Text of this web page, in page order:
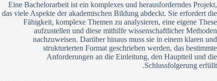
Eine Bachelorarbeit ist ein komplexes und herausforderndes Projekt,
das viele Aspekte der akademischen Bildung abdeckt. Sie erfordert die
Fähigkeit, komplexe Themen zu analysieren, eine eigene These
aufzustellen und diese mithilfe wissenschaftlicher Methoden
nachzuweisen. Darüber hinaus muss sie in einem klaren und
strukturierten Format geschrieben werden, das bestimmte
Anforderungen an die Einleitung, den Hauptteil und die
Schlussfolgerung erfüllt.